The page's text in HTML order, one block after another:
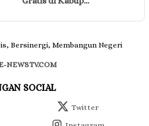
NEWSTV.COM
SOCIAL
Twitter